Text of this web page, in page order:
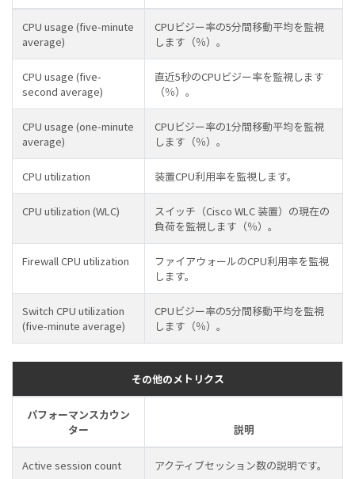
CPU usage (five-minute
average)
CPUビジー率の5分間移動平均を監視
します（％）。
CPU usage (five-
second average)
直近5秒のCPUビジー率を監視します
（％）。
CPU usage (one-minute
average)
CPUビジー率の1分間移動平均を監視
します（％）。
CPU utilization 装置CPU利用率を監視します。
CPU utilization (WLC)
スイッチ（Cisco WLC 装置）の現在の
負荷を監視します（％）。
Firewall CPU utilization
ファイアウォールのCPU利用率を監視
します。
Switch CPU utilization
(five-minute average)
CPUビジー率の5分間移動平均を監視
します（％）。
その他のメトリクス
パフォーマンスカウン
ター
説明
Active session count アクティブセッション数の説明です。